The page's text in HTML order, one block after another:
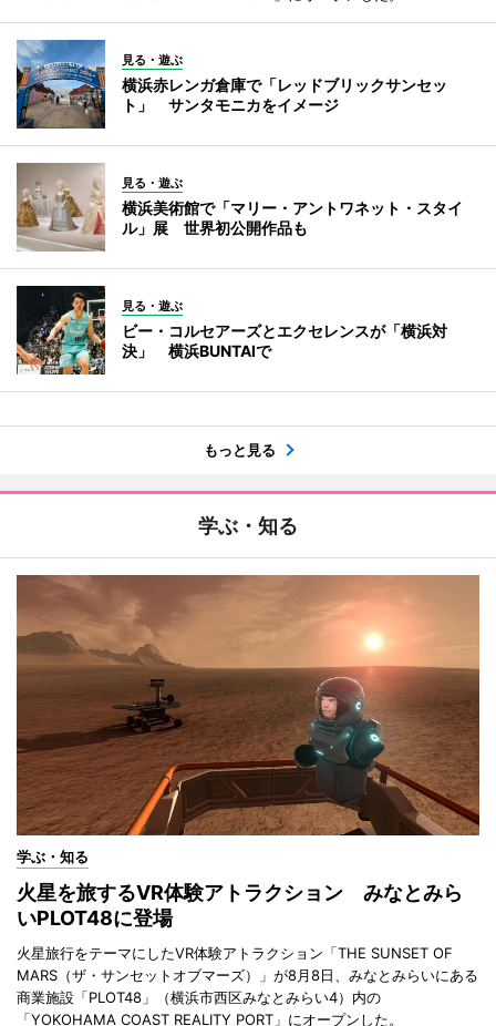
見る・遊ぶ
横浜赤レンガ倉庫で「レッドブリックサンセッ
ト」 サンタモニカをイメージ
見る・遊ぶ
横浜美術館で「マリー・アントワネット・スタイ
ル」展 世界初公開作品も
見る・遊ぶ
ビー・コルセアーズとエクセレンスが「横浜対
決」 横浜BUNTAIで
もっと見る
学ぶ・知る
学ぶ・知る
火星を旅するVR体験アトラクション みなとみら
いPLOT48に登場
火星旅行をテーマにしたVR体験アトラクション「THE SUNSET OF
MARS（ザ・サンセットオブマーズ）」が8月8日、みなとみらいにある
商業施設「PLOT48」（横浜市西区みなとみらい4）内の
「YOKOHAMA COAST REALITY PORT」にオープンした。